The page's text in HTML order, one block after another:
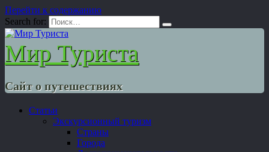
Перейти к содержанию
Search for:
Мир Туриста
Сайт о путешествиях
Статьи
Экскурсионный туризм
Страны
Города